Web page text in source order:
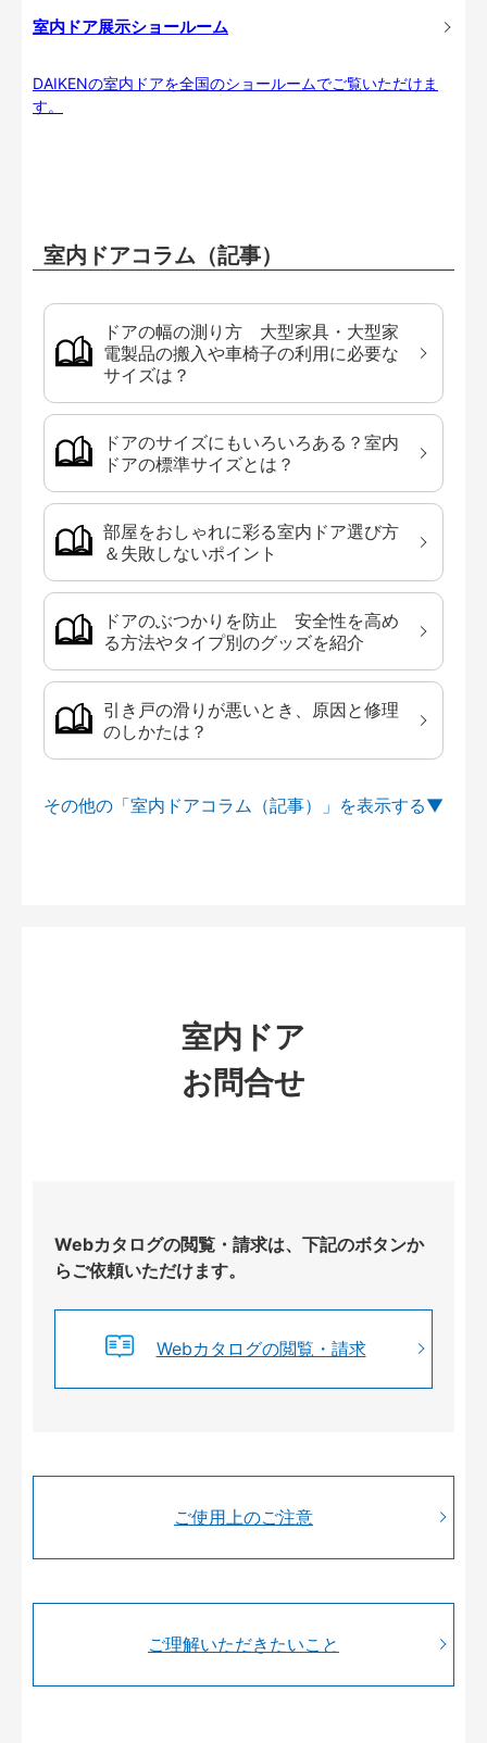
室内ドア展示ショールーム
DAIKENの室内ドアを全国のショールームでご覧いただけま
す。
室内ドアコラム（記事）
ドアの幅の測り方 大型家具・大型家
電製品の搬入や車椅子の利用に必要な
サイズは？
ドアのサイズにもいろいろある？室内
ドアの標準サイズとは？
部屋をおしゃれに彩る室内ドア選び方
＆失敗しないポイント
ドアのぶつかりを防止 安全性を高め
る方法やタイプ別のグッズを紹介
引き戸の滑りが悪いとき、原因と修理
のしかたは？
その他の「室内ドアコラム（記事）」を
室内ドア
お問合せ
Webカタログの閲覧・請求は、下記のボタンか
らご依頼いただけます。
Webカタログの閲覧・請求
ご使用上のご注意
ご理解いただきたいこと